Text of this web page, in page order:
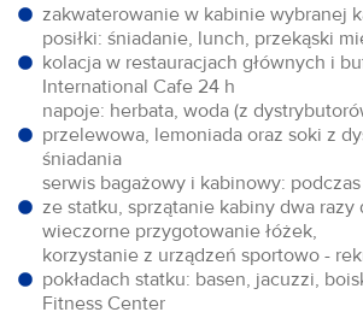
zakwaterowanie w kabinie wybranej
posiłki: śniadanie, lunch, przekąski
kolacja w restauracjach głównych i
International Cafe 24 h
napoje: herbata, woda (z
przelewowa, lemoniada oraz soki z
śniadania
serwis bagażowy i kabinowy:
ze statku, sprzątanie kabiny dwa razy
wieczorne przygotowanie łóżek,
korzystanie z urządzeń sportowo -
pokładach statku: basen, jacuzzi,
Fitness Center